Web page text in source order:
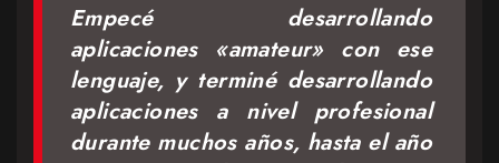
Empecé desarrollando
aplicaciones «amateur» con ese
lenguaje, y terminé desarrollando
aplicaciones a nivel profesional
durante muchos años, hasta el año